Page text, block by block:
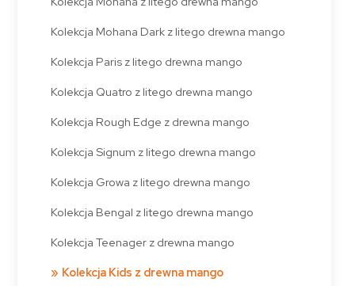
Kolekcja Mohana Dark z litego drewna mango
Kolekcja Paris z litego drewna mango
Kolekcja Quatro z litego drewna mango
Kolekcja Rough Edge z drewna mango
Kolekcja Signum z litego drewna mango
Kolekcja Growa z litego drewna mango
Kolekcja Bengal z litego drewna mango
Kolekcja Teenager z drewna mango
Kolekcja Kids z drewna mango